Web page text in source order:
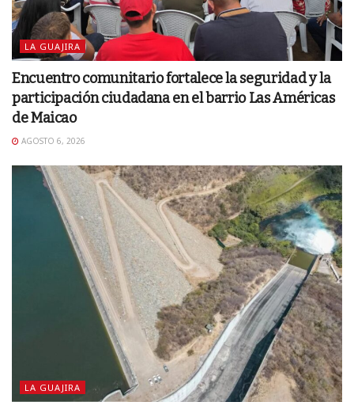
LA GUAJIRA
Encuentro comunitario fortalece la seguridad y la
participación ciudadana en el barrio Las Américas
de Maicao
AGOSTO 6, 2026
LA GUAJIRA